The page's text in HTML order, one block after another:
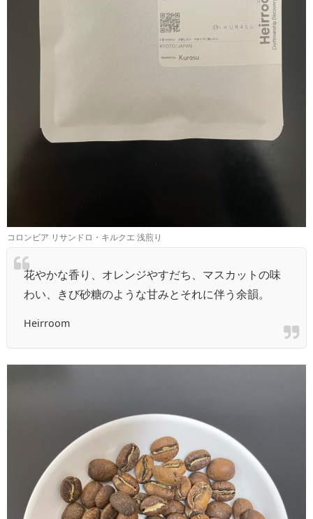
コロンビア リサンドロ・キルクエ 浅煎り
花やかな香り、オレンジやすだち、マスカットの味
わい、きび砂糖のような甘みとそれに伴う余韻。
Heirroom